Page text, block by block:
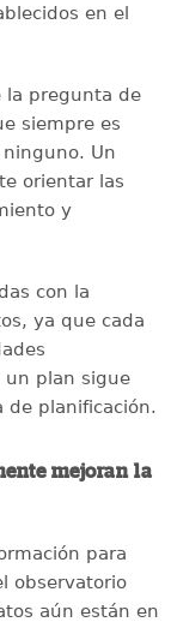
en el
la pregunta de
siempre es
Un
orientar las
y
con la
ya que cada
un plan sigue
de planificación.
mejoran la
para
observatorio
aún están en